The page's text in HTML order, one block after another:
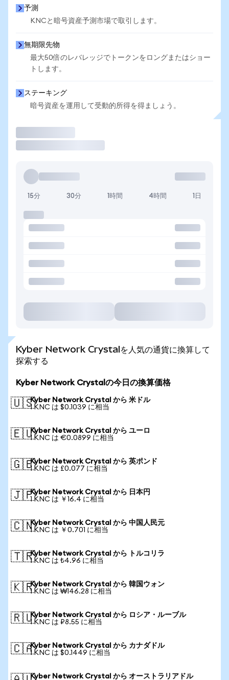
予測
KNCと暗号資産予測市場で取引します。
無期限先物
最大50倍のレバレッジでトークンをロングまたはショー
トします。
ステーキング
暗号資産を運用して受動的所得を得ましょう。
15分 30分 1時間 4時間 1日
Kyber Network Crystalを人気の通貨に換算して
探索する
Kyber Network Crystalの今日の換算価格
🇺🇸Kyber Network Crystal から 米ドル
1 KNC は $0.1039 に相当
🇪🇺Kyber Network Crystal から ユーロ
1 KNC は €0.0899 に相当
🇬🇧Kyber Network Crystal から 英ポンド
1 KNC は £0.077 に相当
🇯🇵Kyber Network Crystal から 日本円
1 KNC は ￥16.4 に相当
🇨🇳Kyber Network Crystal から 中国人民元
1 KNC は ￥0.701 に相当
🇹🇷Kyber Network Crystal から トルコリラ
1 KNC は ₺4.96 に相当
🇰🇷Kyber Network Crystal から 韓国ウォン
1 KNC は ₩146.28 に相当
🇷🇺Kyber Network Crystal から ロシア・ルーブル
1 KNC は ₽8.55 に相当
🇨🇦Kyber Network Crystal から カナダドル
1 KNC は $0.1449 に相当
Kyber Network Crystal から オーストラリアドル